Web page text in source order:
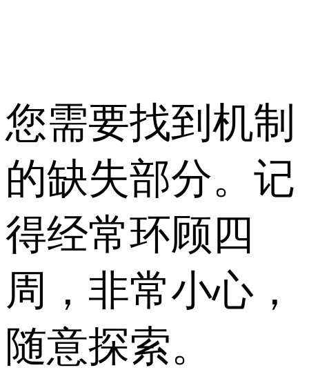
您需要找到机制
的缺失部分。记
得经常环顾四
周，非常小心，
随意探索。